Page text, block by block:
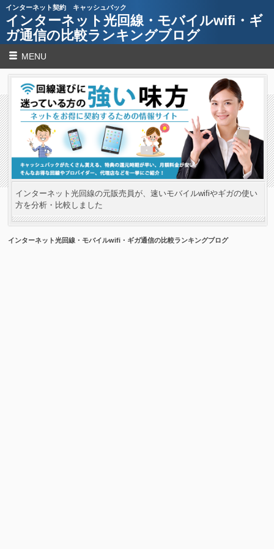
インターネット契約 キャッシュバック
インターネット光回線・モバイルwifi・ギ
ガ通信の比較ランキングブログ
MENU
インターネット光回線の元販売員が、速いモバイルwifiやギガの使い
方を分析・比較しました
インターネット光回線・モバイルwifi・ギガ通信の比較ランキングブログ